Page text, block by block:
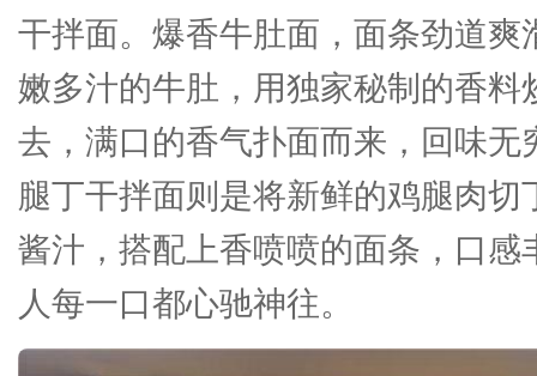
干拌面。爆香牛肚面，面条劲道爽
嫩多汁的牛肚，用独家秘制的香料
去，满口的香气扑面而来，回味无
腿丁干拌面则是将新鲜的鸡腿肉切
酱汁，搭配上香喷喷的面条，口感
人每一口都心驰神往。